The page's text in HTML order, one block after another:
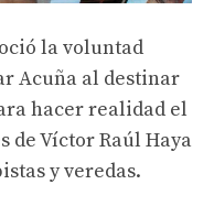
la voluntad
Acuña al destinar
hacer realidad el
de Víctor Raúl Haya
y veredas.